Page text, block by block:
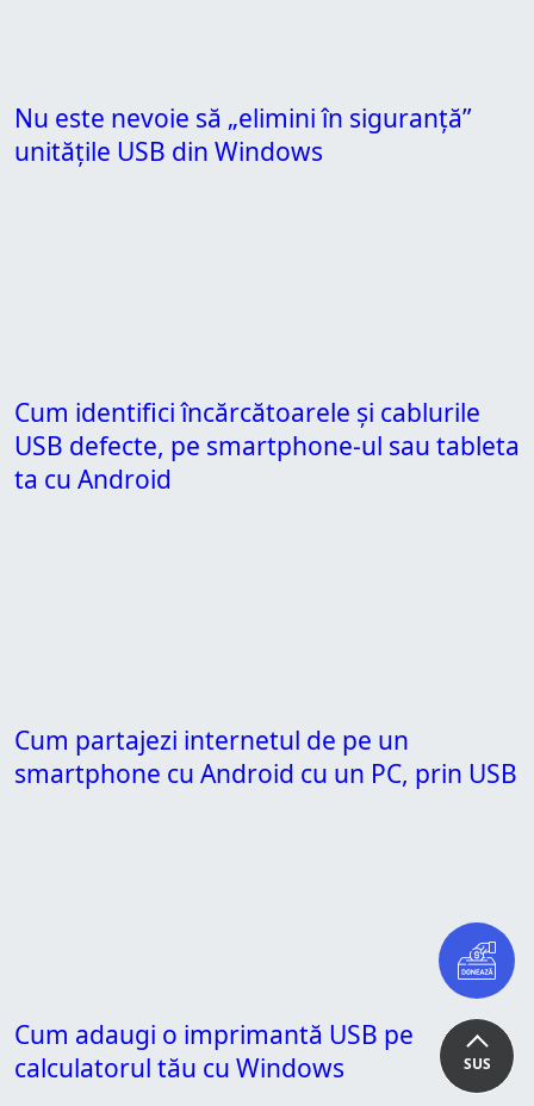
SUS
Nu este nevoie să „elimini în siguranță”
unitățile USB din Windows
Cum identifici încărcătoarele și cablurile
USB defecte, pe smartphone-ul sau tableta
ta cu Android
Cum partajezi internetul de pe un
smartphone cu Android cu un PC, prin USB
Cum adaugi o imprimantă USB pe
calculatorul tău cu Windows